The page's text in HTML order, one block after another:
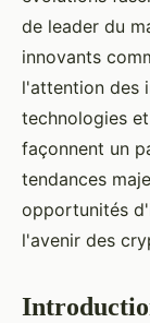
de leader du
innovants
l'attention des
technologies
façonnent un
tendances
opportunités
l'avenir des